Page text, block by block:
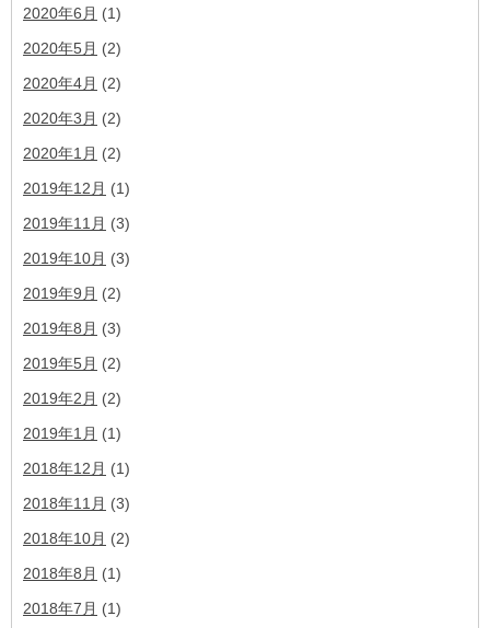
2020年6月 (1)
2020年5月 (2)
2020年4月 (2)
2020年3月 (2)
2020年1月 (2)
2019年12月 (1)
2019年11月 (3)
2019年10月 (3)
2019年9月 (2)
2019年8月 (3)
2019年5月 (2)
2019年2月 (2)
2019年1月 (1)
2018年12月 (1)
2018年11月 (3)
2018年10月 (2)
2018年8月 (1)
2018年7月 (1)